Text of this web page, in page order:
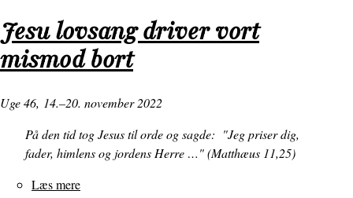
kun
en
stemning
Jesu lovsang driver vort
mismod bort
Uge 46, 14.–20. november 2022
På den tid tog Jesus til orde og sagde: "Jeg priser dig,
fader, himlens og jordens Herre …" (Matthæus 11,25)
Læs mere